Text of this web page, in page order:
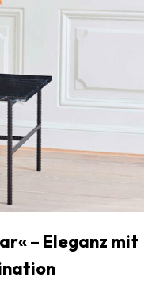
– Eleganz mit